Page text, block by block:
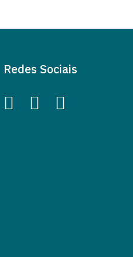
Redes Sociais